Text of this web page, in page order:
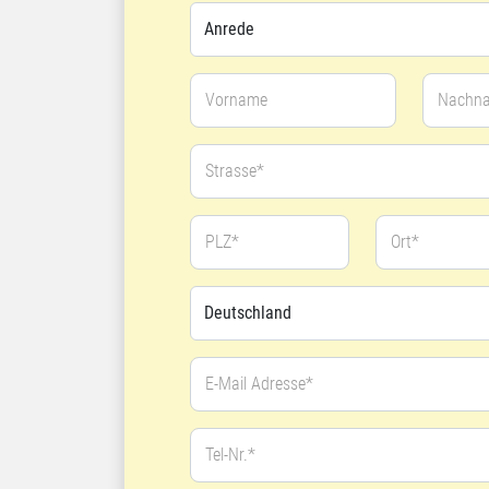
Vorname
Strasse*
PLZ* Ort*
E-Mail Adresse*
Tel-Nr.*